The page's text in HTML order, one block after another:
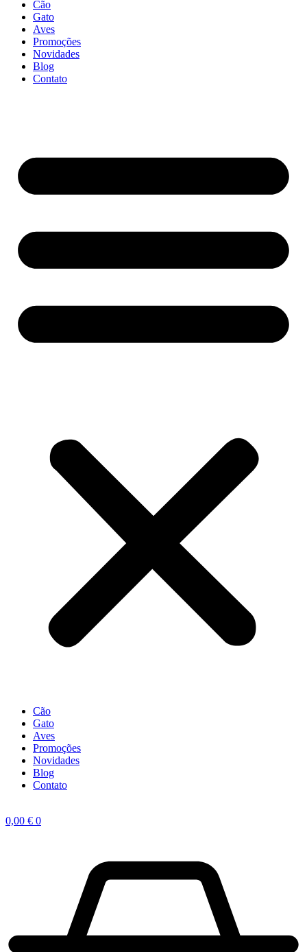
Cão
Gato
Aves
Promoções
Novidades
Blog
Contato
Cão
Gato
Aves
Promoções
Novidades
Blog
Contato
0,00 € 0